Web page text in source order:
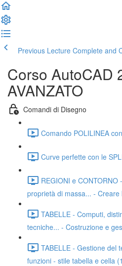
Previous Lecture Complete and
Corso AutoCAD
AVANZATO
Comandi di Disegno
Comando POLILINEA
Curve perfette con le
REGIONI e
proprietà di massa... -
TABELLE - Computi,
tecniche... - Costruzione e
TABELLE - Gestione del
funzioni - stile tabella e cella